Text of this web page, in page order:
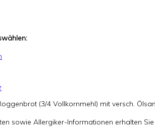
(3/4 Vollkornmehl) mit versch.
sowie Allergiker-Informationen erhalten